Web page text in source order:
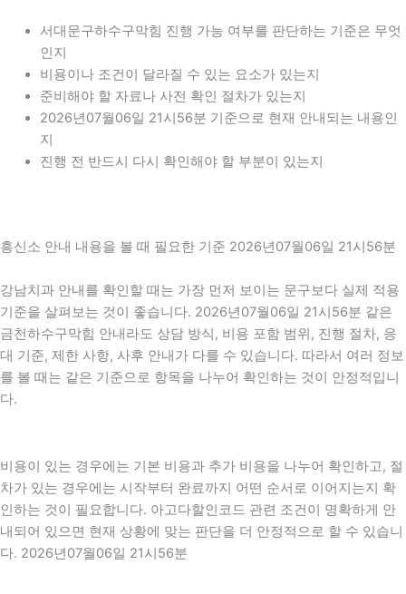
서대문구하수구막힘 진행 가능 여부를 판단하는 기준은 무엇
인지
비용이나 조건이 달라질 수 있는 요소가 있는지
준비해야 할 자료나 사전 확인 절차가 있는지
2026년07월06일 21시56분 기준으로 현재 안내되는 내용인
지
진행 전 반드시 다시 확인해야 할 부분이 있는지
흥신소 안내 내용을 볼 때 필요한 기준 2026년07월06일 21시56분
강남치과 안내를 확인할 때는 가장 먼저 보이는 문구보다 실제 적용
기준을 살펴보는 것이 좋습니다. 2026년07월06일 21시56분 같은
금천하수구막힘 안내라도 상담 방식, 비용 포함 범위, 진행 절차, 응
대 기준, 제한 사항, 사후 안내가 다를 수 있습니다. 따라서 여러 정보
를 볼 때는 같은 기준으로 항목을 나누어 확인하는 것이 안정적입니
다.
비용이 있는 경우에는 기본 비용과 추가 비용을 나누어 확인하고, 절
차가 있는 경우에는 시작부터 완료까지 어떤 순서로 이어지는지 확
인하는 것이 필요합니다. 아고다할인코드 관련 조건이 명확하게 안
내되어 있으면 현재 상황에 맞는 판단을 더 안정적으로 할 수 있습니
다. 2026년07월06일 21시56분